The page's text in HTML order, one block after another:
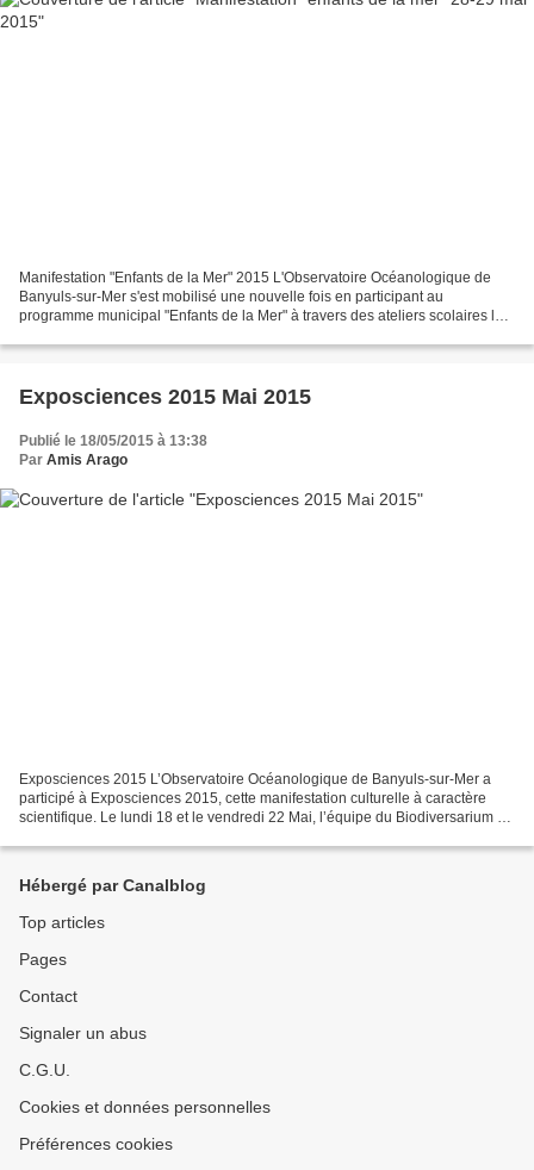
Manifestation "Enfants de la Mer" 2015 L'Observatoire Océanologique de
Banyuls-sur-Mer s'est mobilisé une nouvelle fois en participant au
programme municipal "Enfants de la Mer" à travers des ateliers scolaires le
Exposciences 2015 Mai 2015
Publié le 18/05/2015 à 13:38
Par Amis Arago
Exposciences 2015 L’Observatoire Océanologique de Banyuls-sur-Mer a
participé à Exposciences 2015, cette manifestation culturelle à caractère
scientifique. Le lundi 18 et le vendredi 22 Mai, l’équipe du Biodiversarium et
Hébergé par Canalblog
Top articles
Pages
Contact
Signaler un abus
C.G.U.
Cookies et données personnelles
Préférences cookies